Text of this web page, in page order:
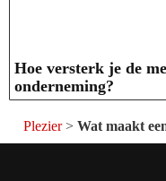
Hoe versterk je de
onderneming?
Plezier> Wat maakt